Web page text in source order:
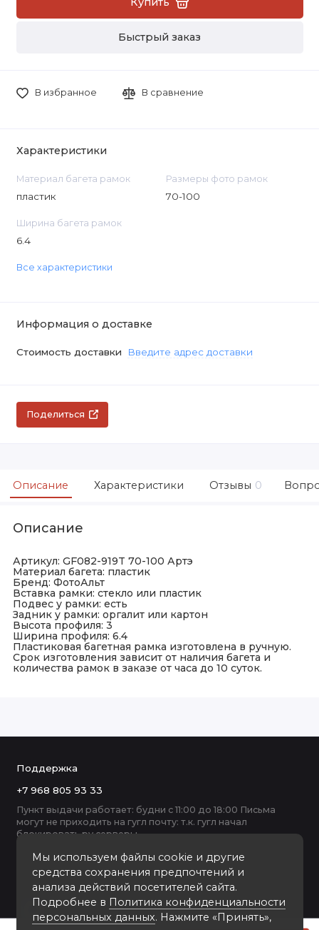
Быстрый заказ
В избранное В сравнение
Характеристики
Материал багета рамок
пластик
Размеры фото рамок
70-100
Ширина багета рамок
6.4
Все характеристики
Информация о доставке
Стоимость доставки Введите адрес доставки
Поделиться
Описание Характеристики Отзывы 0
Описание
Артикул: GF082-919T 70-100 Артэ
Материал багета: пластик
Бренд: ФотоАльт
Вставка рамки: стекло или пластик
Подвес у рамки: есть
Задник у рамки: оргалит или картон
Высота профиля: 3
Ширина профиля: 6.4
Пластиковая багетная рамка изготовлена в ручную.
Срок изготовления зависит от наличия багета и
количества рамок в заказе от часа до 10 суток.
Мы используем файлы cookie и другие
средства сохранения предпочтений и
анализа действий посетителей сайта.
Подробнее в Политика конфиденциальности
персональных данных. Нажмите «Принять»,
Поддержка
+7 968 805 93 33
Пункт выдачи работает: будни с 11:00 до 18:00 Письма
могут не приходить на гугл почту: т.к. гугл начал
блокировать ру серверы